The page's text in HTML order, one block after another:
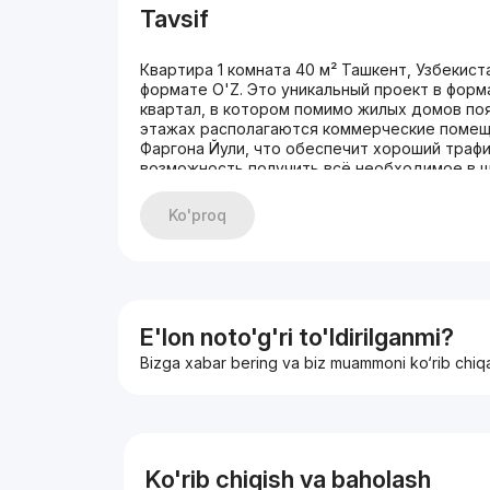
Tavsif
Квартира 1 комната 40 м² Ташкент,
формате O'Z. Это уникальный проект в
квартал, в котором помимо жилых домов
этажах располагаются коммерческие
Фаргона Йули, что обеспечит хороший
возможность получить всё необходимое в
откроется крупнейший торговый центр в
свой детский сад. Все дворы в комплексе
Ну и конечно же, места для торжеств и
фруктовые сады, зеленые кустарники и
вопросу безопасности. Все объекты
скоростными лифтами. В каждом подъезде
Ko'proq
E'lon noto'g'ri to'ldirilganmi?
Bizga xabar bering va biz muammoni ko‘rib
Ko'rib chiqish va baholash